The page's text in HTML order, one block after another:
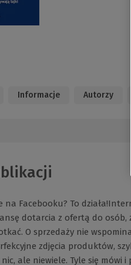
Informacje Autorzy
na Facebooku? To
dotarcia z ofertą do osób,
O sprzedaży nie
zdjęcia produktów,
nic, ale niewiele. Tyle się mówi